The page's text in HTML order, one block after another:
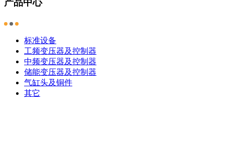
产品中心
标准设备
工频变压器及控制器
中频变压器及控制器
储能变压器及控制器
气缸头及铜件
其它